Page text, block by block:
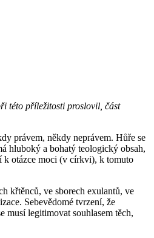
této příležitosti proslovil, část
právem, někdy neprávem. Hůře se
hluboký a bohatý teologický obsah,
k otázce moci (v církvi), k tomuto
křtěnců, ve sborech exulantů, ve
Sebevědomé tvrzení, že
musí legitimovat souhlasem těch,